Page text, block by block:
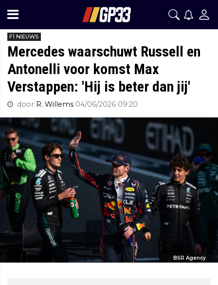
F1 NIEUWS
Mercedes waarschuwt Russell en
Antonelli voor komst Max
Verstappen: 'Hij is beter dan jij'
door R. Willems 04/06/2026 09:20
BSR Agency